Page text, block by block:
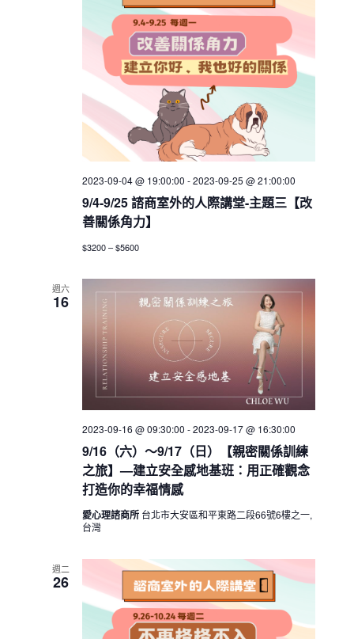
9/4-9/25 諮商室外的人際講堂-主題三【改
善關係角力】
2023-09-04 @ 19:00:00 -2023-09-25 @ 21:00:00
$3200 – $5600
週六
16
9/16（六）～9/17（日）【親密關係訓練
之旅】—建立安全感地基班：用正確觀念
打造你的幸福情感
2023-09-16 @ 09:30:00 -2023-09-17 @ 16:30:00
愛心理諮商所 台北市大安區和平東路二段66號6樓之一,
台灣
週二
26